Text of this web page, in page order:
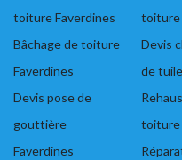
toiture Faverdines
Bâchage de toiture
Faverdines
Devis pose de
gouttière
Faverdines
toiture
Devis
de
toiture